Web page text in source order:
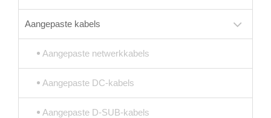
Aangepaste kabels
Aangepaste netwerkkabels
Aangepaste DC-kabels
Aangepaste D-SUB-kabels